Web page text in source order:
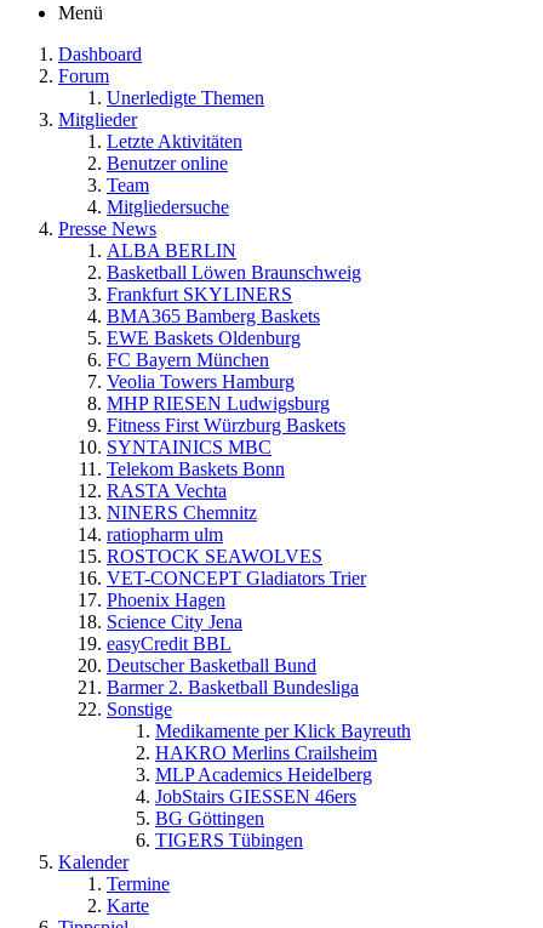
Menü
Dashboard
Forum
Unerledigte Themen
Mitglieder
Letzte Aktivitäten
Benutzer online
Team
Mitgliedersuche
Presse News
ALBA BERLIN
Basketball Löwen Braunschweig
Frankfurt SKYLINERS
BMA365 Bamberg Baskets
EWE Baskets Oldenburg
FC Bayern München
Veolia Towers Hamburg
MHP RIESEN Ludwigsburg
Fitness First Würzburg Baskets
SYNTAINICS MBC
Telekom Baskets Bonn
RASTA Vechta
NINERS Chemnitz
ratiopharm ulm
ROSTOCK SEAWOLVES
VET-CONCEPT Gladiators Trier
Phoenix Hagen
Science City Jena
easyCredit BBL
Deutscher Basketball Bund
Barmer 2. Basketball Bundesliga
Sonstige
Medikamente per Klick Bayreuth
HAKRO Merlins Crailsheim
MLP Academics Heidelberg
JobStairs GIESSEN 46ers
BG Göttingen
TIGERS Tübingen
Kalender
Termine
Karte